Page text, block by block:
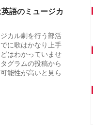
語のミュージカ
カル劇を行う部活
に歌はかなり上手
はわかっていませ
グラムの投稿から
能性が高いと見ら